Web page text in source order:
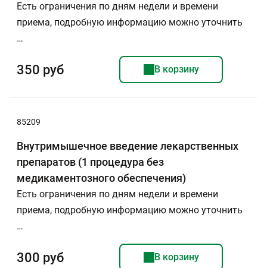
Есть ограничения по дням недели и времени
приема, подробную информацию можно уточнить
…
350 руб В корзину
85209
Внутримышечное введение лекарственных
препаратов (1 процедура без
медикаментозного обеспечения)
Есть ограничения по дням недели и времени
приема, подробную информацию можно уточнить
…
300 руб В корзину